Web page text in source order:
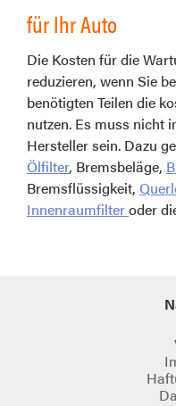
für Ihr Auto
Die Kosten für die
reduzieren, wenn Sie
benötigten Teilen die
nutzen. Es muss nicht
Hersteller sein. Dazu
Ölfilter, Bremsbeläge,
Bremsflüssigkeit,
Innenraumfilteroder